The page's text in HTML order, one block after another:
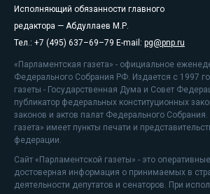
Исполняющий обязанности главного
редактора — Абдуллаев М.Р.
Тел.: +7 (495) 637–69–79 E-mail: pg@pnp.ru
«Парламентская газета» - официальное
Федерального Собрания РФ. Издается с 1997
газеты - Государственная Дума и Совет
публикатор федеральных конституционных
законов и актов палат Федерального
газета» имеет пункты печати и
федерации.
Сайт «Парламентской газеты» - это
достоверная информация о принимаемых в
деятельности депутатов и сенаторов. При